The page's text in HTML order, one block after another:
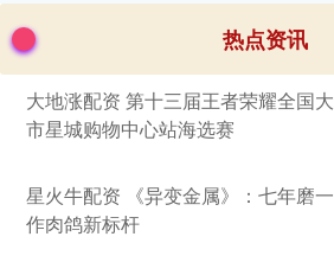
热点资讯
大地涨配资 第十三届王者荣耀全国
市星城购物中心站海选赛
星火牛配资 《异变金属》：七年磨
作肉鸽新标杆